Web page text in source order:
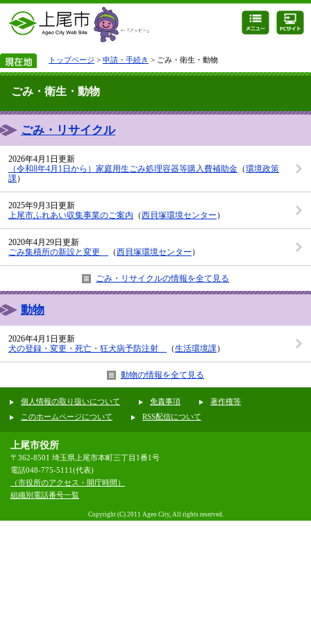
トップページ > 申請・手続き > ごみ・衛生・動物
ごみ・衛生・動物
ごみ・リサイクル
2026年4月1日更新
（令和8年4月1日から）家庭用生ごみ処理容器等購入費補助金 （環境政策
課）
2025年9月3日更新
上尾市ふれあい収集事業のご案内 （西貝塚環境センター ）
2020年4月29日更新
ごみ集積所の新設と変更
（西貝塚環境センター ）
ごみ・リサイクルの情報を全て見る
動物
2026年4月1日更新
犬の登録・変更・死亡・狂犬病予防注射
（生活環境課）
動物の情報を全て見る
個人情報の取り扱いについて 免責事項
著作権等
このホームページについて
RSS配信について
上尾市役所
〒362-8501 埼玉県上尾市本町三丁目1番1号
電話048-775-5111(代表)
（市役所のアクセス・開庁時間）
組織別電話番号一覧
Copyright (C) 2011 Ageo City, All rights reserved.